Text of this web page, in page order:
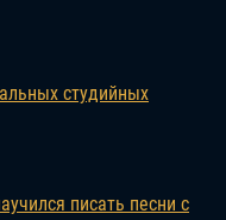
студийных
писать песни с